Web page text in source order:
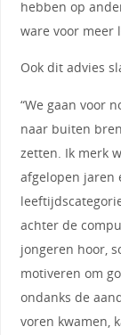
hebben op
ware voor meer
Ook dit advies
“We gaan voor
naar buiten
zetten. Ik merk
afgelopen jaren
achter de
jongeren hoor,
motiveren om
ondanks de
voren kwamen,